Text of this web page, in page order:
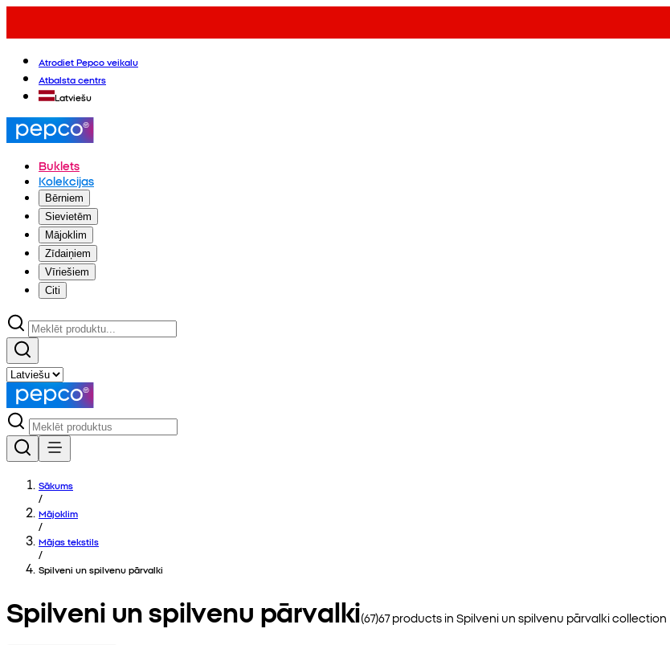
Atrodiet Pepco veikalu
Atbalsta centrs
Latviešu
Buklets
Kolekcijas
Bērniem
Sievietēm
Mājoklim
Zīdaiņiem
Vīriešiem
Citi
Sākums
/
Mājoklim
/
Mājas tekstils
/
Spilveni un spilvenu pārvalki
Spilveni un spilvenu pārvalki(67)67products inSpilveni un spilvenu pārvalkicollection